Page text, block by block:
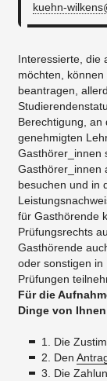
kuehn-
Interessierte, die
möchten,
beantragen,
Berechtigung, an
genehmigten
Gasthörer_innen
Gasthörer_innen
besuchen und in
für Gasthörende
Prüfungsrechts
Gasthörende
oder sonstigen in
Prüfungen
Für die
Dinge von
1. Die
2. Den
3. Die